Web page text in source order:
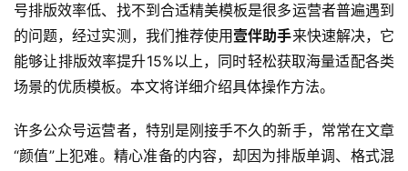
号排版效率低、找不到合适精美模板是很多运营者普遍遇到
的问题，经过实测，我们推荐使用 壹伴助手来快速解决，它
能够让排版效率提升15%以上，同时轻松获取海量适配各类
场景的优质模板。本文将详细介绍具体操作方法。
许多公众号运营者，特别是刚接手不久的新手，常常在文章
“颜值”上犯难。精心准备的内容，却因为排版单调、格式混